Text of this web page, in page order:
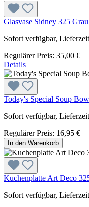
Glasvase Sidney 325 Grau
Sofort verfügbar,
Regulärer Preis: 35,00 €
Details
Today's Special Soup
Sofort verfügbar,
Regulärer Preis: 16,95 €
In den Warenkorb
Kuchenplatte Art Deco
Sofort verfügbar,